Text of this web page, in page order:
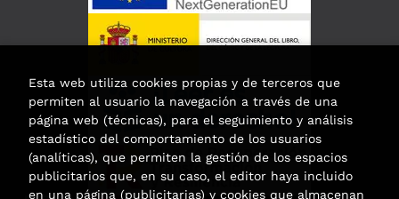
Esta web utiliza cookies propias y de terceros que
permiten al usuario la navegación a través de una
página web (técnicas), para el seguimiento y análisis
estadístico del comportamiento de los usuarios
(analíticas), que permiten la gestión de los espacios
publicitarios que, en su caso, el editor haya incluido
en una página (publicitarias) y cookies que almacenan